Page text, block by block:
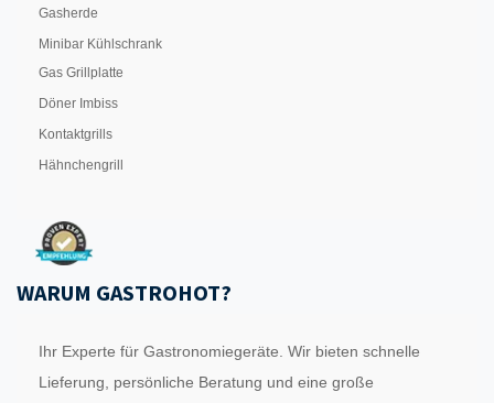
Gasherde
Minibar Kühlschrank
Gas Grillplatte
Döner Imbiss
Kontaktgrills
Hähnchengrill
WARUM GASTROHOT?
Ihr Experte für Gastronomiegeräte. Wir bieten schnelle
Lieferung, persönliche Beratung und eine große